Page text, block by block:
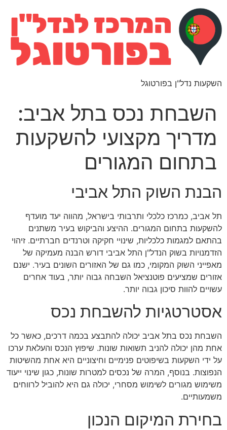
השקעות נדל"ן בפורטוגל
השבחת נכס בתל אביב:
מדריך מקצועי להשקעות
בתחום המגורים
הבנת השוק התל אביבי
תל אביב, כמרכז כלכלי ותרבותי בישראל, מהווה יעד מועדף
להשקעות בתחום המגורים. ההיצע והביקוש בעיר משתנים
בהתאם למגמות כלכליות, שינויי חקיקה וטרנדים חברתיים. זיהוי
הזדמנויות בשוק הנדל"ן התל אביבי דורש הבנה מעמיקה של
מאפייני השוק המקומי, כמו גם של האזורים השונים בעיר. ישנם
אזורים שמציעים פוטנציאל השבחה גבוה יותר, בעוד אחרים
עשויים להוות סיכון גבוה יותר.
אסטרטגיות להשבחת נכס
השבחת נכס בתל אביב יכולה להתבצע בכמה דרכים, כאשר כל
אחת מהן יכולה להניב תשואות שונות. שיפוץ הנכס והעלאת ערכו
על ידי השקעות בשיפוטים פנימיים וחיצוניים היא אחת מהשיטות
הנפוצות. בנוסף, המרה של נכסים למטרות שונות, כגון שינוי ייעוד
משימוש מגורים לשימוש מסחרי, יכולה גם היא להוביל לרווחים
משמעותיים.
בחירת המיקום הנכון